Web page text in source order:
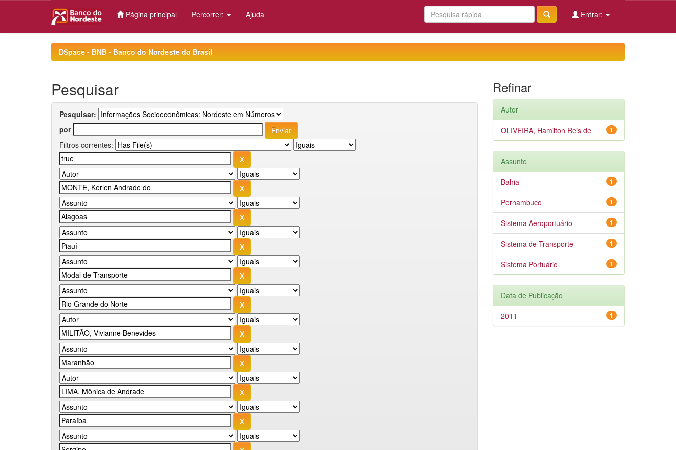
Página principal Percorrer: Ajuda Entrar:
DSpace - BNB - Banco do Nordeste do Brasil
Pesquisar
Pesquisar:
por
Filtros correntes:
Refinar
Autor
1
OLIVEIRA, Hamilton Reis de
Assunto
1
Bahia
1
Pernambuco
1
Sistema Aeroportuário
1
Sistema de Transporte
1
Sistema Portuário
Data de Publicação
1
2011